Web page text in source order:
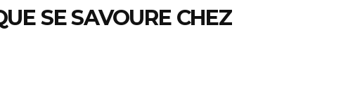
SE SAVOURE CHEZ